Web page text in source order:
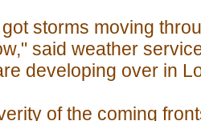
storms moving
said weather
developing over in
of the coming